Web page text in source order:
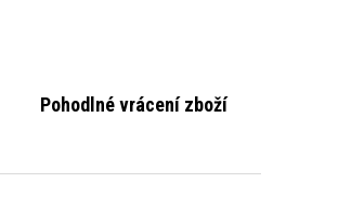
Pohodlné vrácení zboží